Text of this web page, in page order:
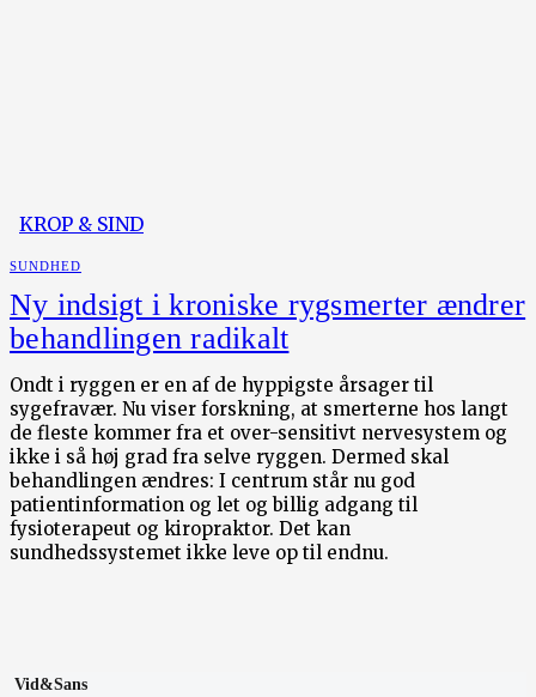
KROP & SIND
SUNDHED
Ny indsigt i kroniske rygsmerter ændrer
behandlingen radikalt
Ondt i ryggen er en af de hyppigste årsager til
sygefravær. Nu viser forskning, at smerterne hos langt
de fleste kommer fra et over-sensitivt nervesystem og
ikke i så høj grad fra selve ryggen. Dermed skal
behandlingen ændres: I centrum står nu god
patientinformation og let og billig adgang til
fysioterapeut og kiropraktor. Det kan
sundhedssystemet ikke leve op til endnu.
Vid&Sans